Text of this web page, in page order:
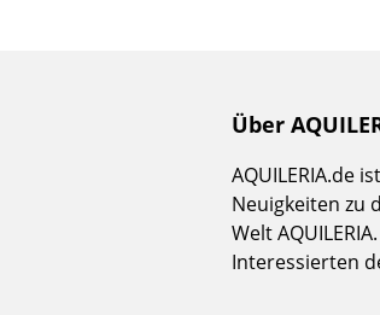
Über
AQUILERIA.de
Neuigkeiten zu
Welt
Interessierten